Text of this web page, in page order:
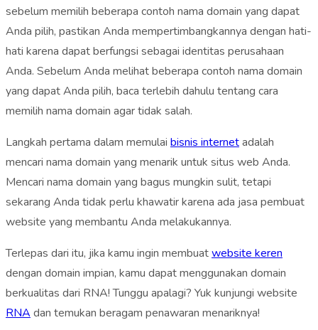
sebelum memilih beberapa contoh nama domain yang dapat
Anda pilih, pastikan Anda mempertimbangkannya dengan hati-
hati karena dapat berfungsi sebagai identitas perusahaan
Anda. Sebelum Anda melihat beberapa contoh nama domain
yang dapat Anda pilih, baca terlebih dahulu tentang cara
memilih nama domain agar tidak salah.
Langkah pertama dalam memulai bisnis internetadalah
mencari nama domain yang menarik untuk situs web Anda.
Mencari nama domain yang bagus mungkin sulit, tetapi
sekarang Anda tidak perlu khawatir karena ada jasa pembuat
website yang membantu Anda melakukannya.
Terlepas dari itu, jika kamu ingin membuatwebsite keren
dengan domain impian, kamu dapat menggunakan domain
berkualitas dari RNA! Tunggu apalagi? Yuk kunjungi website
RNA dan temukan beragam penawaran menariknya!